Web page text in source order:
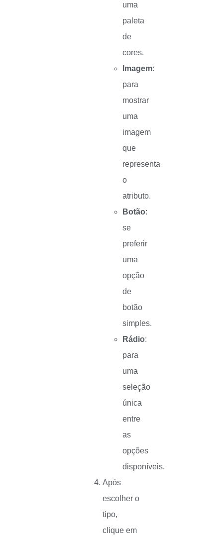
uma
paleta
de
cores.
Imagem:
para
mostrar
uma
imagem
que
representa
o
atributo.
Botão:
se
preferir
uma
opção
de
botão
simples.
Rádio:
para
uma
seleção
única
entre
as
opções
disponíveis.
Após
escolher o
tipo,
clique em